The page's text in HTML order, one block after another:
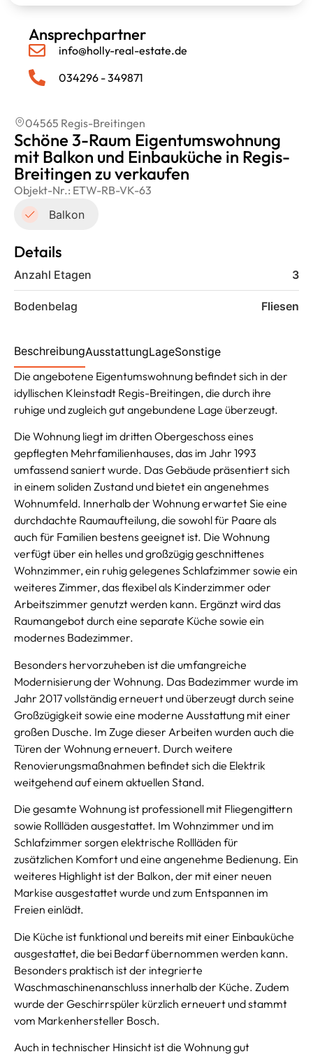
Ansprechpartner
info@holly-real-estate.de
034296 - 349871
04565 Regis-Breitingen
Schöne 3-Raum Eigentumswohnung
mit Balkon und Einbauküche in Regis-
Breitingen zu verkaufen
Objekt-Nr.: ETW-RB-VK-63
Balkon
Details
Anzahl Etagen 3
Bodenbelag Fliesen
BeschreibungAusstattungLageSonstige
Die angebotene Eigentumswohnung befindet sich in der
idyllischen Kleinstadt Regis-Breitingen, die durch ihre
ruhige und zugleich gut angebundene Lage überzeugt.
Die Wohnung liegt im dritten Obergeschoss eines
gepflegten Mehrfamilienhauses, das im Jahr 1993
umfassend saniert wurde. Das Gebäude präsentiert sich
in einem soliden Zustand und bietet ein angenehmes
Wohnumfeld. Innerhalb der Wohnung erwartet Sie eine
durchdachte Raumaufteilung, die sowohl für Paare als
auch für Familien bestens geeignet ist. Die Wohnung
verfügt über ein helles und großzügig geschnittenes
Wohnzimmer, ein ruhig gelegenes Schlafzimmer sowie ein
weiteres Zimmer, das flexibel als Kinderzimmer oder
Arbeitszimmer genutzt werden kann. Ergänzt wird das
Raumangebot durch eine separate Küche sowie ein
modernes Badezimmer.
Besonders hervorzuheben ist die umfangreiche
Modernisierung der Wohnung. Das Badezimmer wurde im
Jahr 2017 vollständig erneuert und überzeugt durch seine
Großzügigkeit sowie eine moderne Ausstattung mit einer
großen Dusche. Im Zuge dieser Arbeiten wurden auch die
Türen der Wohnung erneuert. Durch weitere
Renovierungsmaßnahmen befindet sich die Elektrik
weitgehend auf einem aktuellen Stand.
Die gesamte Wohnung ist professionell mit Fliegengittern
sowie Rollläden ausgestattet. Im Wohnzimmer und im
Schlafzimmer sorgen elektrische Rollläden für
zusätzlichen Komfort und eine angenehme Bedienung. Ein
weiteres Highlight ist der Balkon, der mit einer neuen
Markise ausgestattet wurde und zum Entspannen im
Freien einlädt.
Die Küche ist funktional und bereits mit einer Einbauküche
ausgestattet, die bei Bedarf übernommen werden kann.
Besonders praktisch ist der integrierte
Waschmaschinenanschluss innerhalb der Küche. Zudem
wurde der Geschirrspüler kürzlich erneuert und stammt
vom Markenhersteller Bosch.
Auch in technischer Hinsicht ist die Wohnung gut